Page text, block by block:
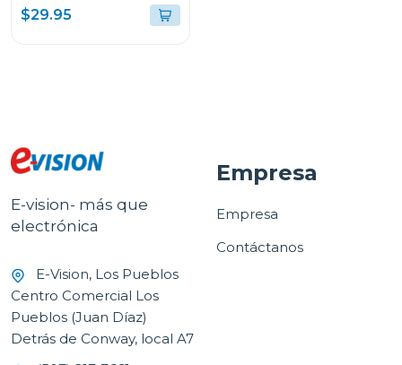
con acoplamiento
dae570
$29.95
E-vision- más que
electrónica
E-Vision, Los Pueblos
Centro Comercial Los
Pueblos (Juan Díaz)
Detrás de Conway, local A7
Empresa
Empresa
Contáctanos